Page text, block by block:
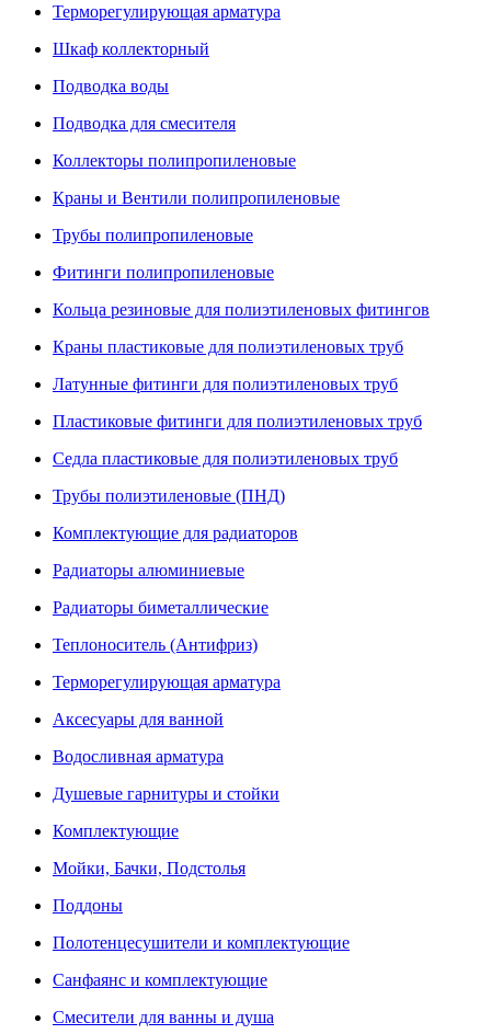
Терморегулирующая арматура
Шкаф коллекторный
Подводка воды
Подводка для смесителя
Коллекторы полипропиленовые
Краны и Вентили полипропиленовые
Трубы полипропиленовые
Фитинги полипропиленовые
Кольца резиновые для полиэтиленовых фитингов
Краны пластиковые для полиэтиленовых труб
Латунные фитинги для полиэтиленовых труб
Пластиковые фитинги для полиэтиленовых труб
Седла пластиковые для полиэтиленовых труб
Трубы полиэтиленовые (ПНД)
Комплектующие для радиаторов
Радиаторы алюминиевые
Радиаторы биметаллические
Теплоноситель (Антифриз)
Терморегулирующая арматура
Аксесуары для ванной
Водосливная арматура
Душевые гарнитуры и стойки
Комплектующие
Мойки, Бачки, Подстолья
Поддоны
Полотенцесушители и комплектующие
Санфаянс и комплектующие
Смесители для ванны и душа